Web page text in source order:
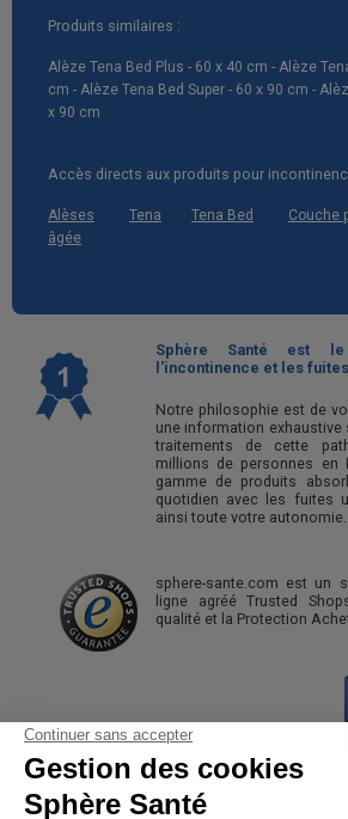
Produits similaires :
Alèze Tena Bed Plus - 60 x 40 cm
Alèze
cm
Alèze Tena Bed Super - 60 x 90 cm
x 90 cm
Accès directs aux produits pour
Alèses Tena Tena Bed
Couche
âgée
Sphère Santé est
l'incontinence et les
Notre philosophie est de
une information exhaustive
traitements de cette
millions de personnes en
gamme de produits
quotidien avec les fuites
ainsi toute votre autonomie.
sphere-sante.com est un
ligne agréé Trusted
qualité et la Protection
01 61 30 15 94
(prix d’un appel local)